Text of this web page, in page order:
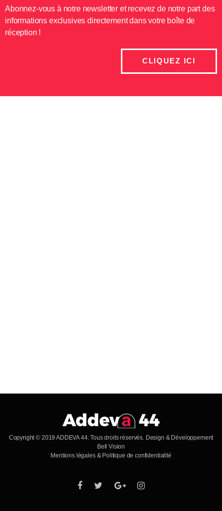
Abonnez-vous à notre newsletter et recevez de notre part des
informations exclusives directement dans votre boîte de
réception !
CLIQUEZ ICI
Copyright © 2019 ADDEVA 44. Tous droits réservés. Design & Développement
Bell Vision
Mentions légales & Politique de confidentialité